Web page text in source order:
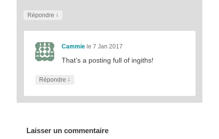
Répondre ↓
Cammiele 7 Jan 2017
That’s a posting full of ingiths!
Répondre ↓
Laisser un commentaire